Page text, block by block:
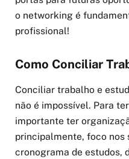
o networking é
profissional!
Como Conciliar
Conciliar trabalho e
não é impossível. Para
importante ter
principalmente, foco nos
cronograma de estudos,